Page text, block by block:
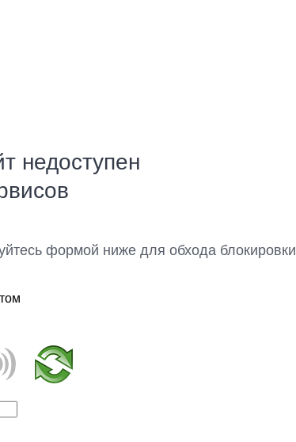
недоступен
формой ниже для обхода блокировки